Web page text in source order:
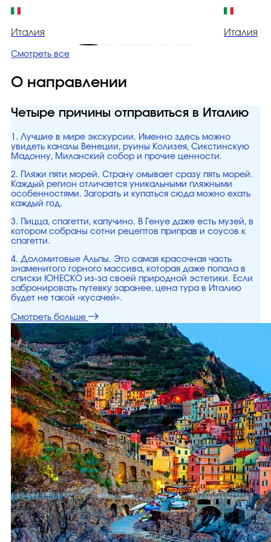
Италия Италия
Смотреть все
О направлении
Четыре причины отправиться в Италию
1. Лучшие в мире экскурсии. Именно здесь можно
увидеть каналы Венеции, руины Колизея, Сикстинскую
Мадонну, Миланский собор и прочие ценности.
2. Пляжи пяти морей. Страну омывает сразу пять морей.
Каждый регион отличается уникальными пляжными
особенностями. Загорать и купаться сюда можно ехать
каждый год.
3. Пицца, спагетти, капучино. В Генуе даже есть музей, в
котором собраны сотни рецептов приправ и соусов к
спагетти.
4. Доломитовые Альпы. Это самая красочная часть
знаменитого горного массива, которая даже попала в
списки ЮНЕСКО из-за своей природной эстетики. Если
забронировать путевку заранее, цена тура в Италию
будет не такой «кусачей».
Смотреть больше